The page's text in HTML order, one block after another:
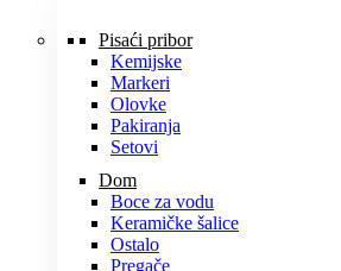
Pisaći pribor
Kemijske
Markeri
Olovke
Pakiranja
Setovi
Dom
Boce za vodu
Keramičke šalice
Ostalo
Pregače